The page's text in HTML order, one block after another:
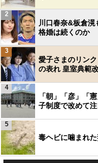
川口春奈&板倉滉
格婚は続くのか
2
愛子さまのリン
の表れ 皇室典範
3
「朝」「彦」「
子制度で改めて注
4
毒ヘビに噛まれ
5